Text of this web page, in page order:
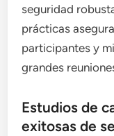
seguridad
prácticas
participantes y
grandes
Estudios de
exitosas de